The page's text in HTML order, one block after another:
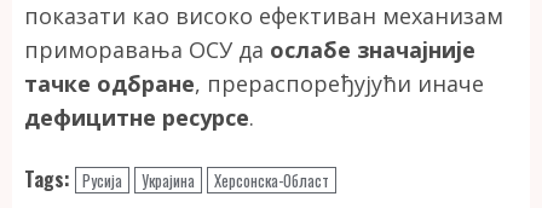
показати као високо ефективан механизам
приморавања ОСУ да ослабе значајније
тачке одбране, прераспоређујући иначе
дефицитне ресурсе.
Tags: Русија Украјина Херсонска-Област